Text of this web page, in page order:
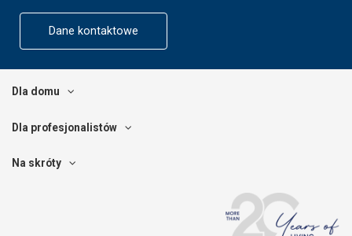
Dane kontaktowe
Dla domu
Dla profesjonalistów
Na skróty